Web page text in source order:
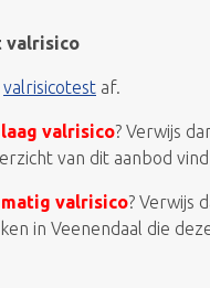
valrisico
valrisicotest af.
laag valrisico? Verwijs
van dit aanbod
matig valrisico? Verwijs
in Veenendaal die